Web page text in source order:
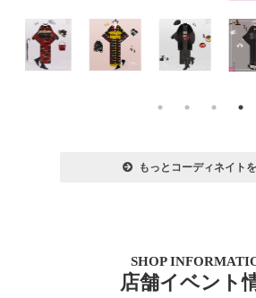
もっとコーディネイト
SHOP
店舗イベント